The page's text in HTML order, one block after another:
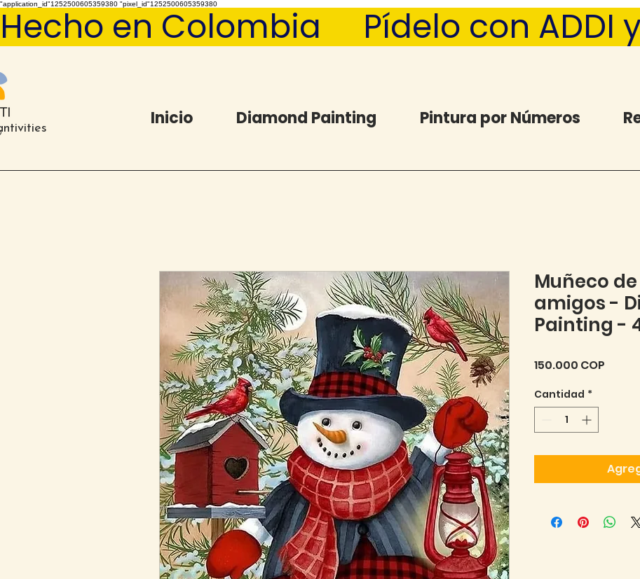
"application_id"1252500605359380 "pixel_id"1252500605359380
Hecho en Colombia     Pídelo con
Inicio Diamond Painting Pintura por Números
Muñeco
amigos -
Painting -
150.000 COP
Cantidad *